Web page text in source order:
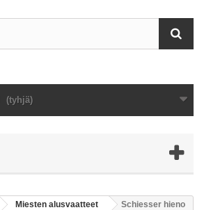
(tyhjä)
Miesten alusvaatteet
Schiesser hieno